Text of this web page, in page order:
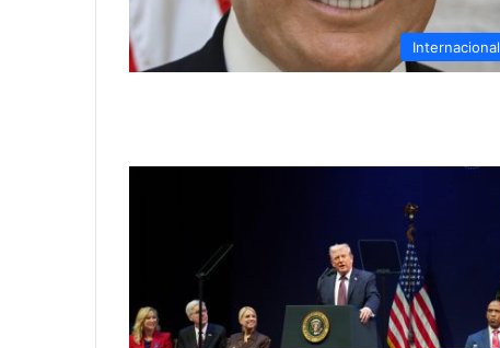
Internacional